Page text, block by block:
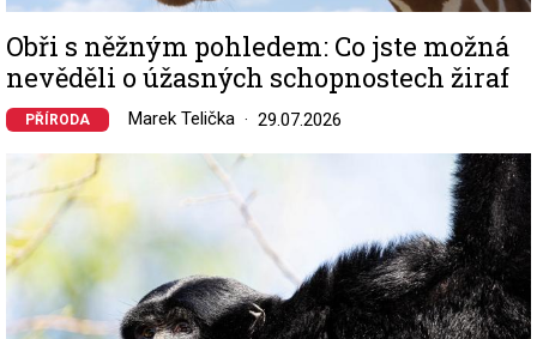
Obři s něžným pohledem: Co jste možná
nevěděli o úžasných schopnostech žiraf
PŘÍRODA Marek Telička 29.07.2026
Image